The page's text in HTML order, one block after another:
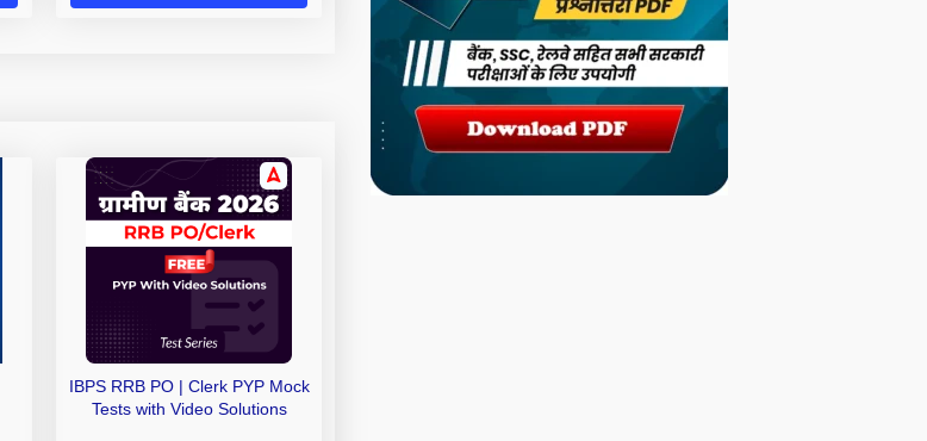
IBPS RRB PO | Clerk PYP Mock
Tests with Video Solutions